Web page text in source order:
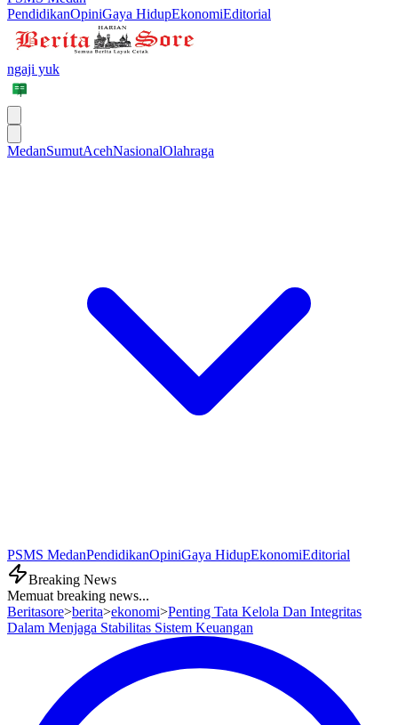
PendidikanOpiniGaya HidupEkonomiEditorial
ngaji yuk
MedanSumutAcehNasionalOlahraga
PSMS MedanPendidikanOpiniGaya HidupEkonomiEditorial
Breaking News
Memuat breaking news...
Beritasore>berita>ekonomi>Penting Tata Kelola Dan Integritas
Dalam Menjaga Stabilitas Sistem Keuangan